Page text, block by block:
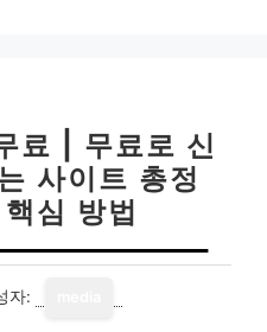
료 | 무료로 신
사이트 총정
심 방법
자: